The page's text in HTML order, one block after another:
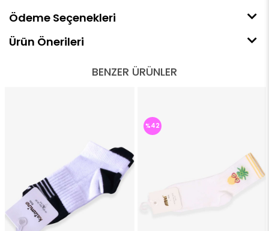
Ödeme Seçenekleri
Ürün Önerileri
BENZER ÜRÜNLER
%42